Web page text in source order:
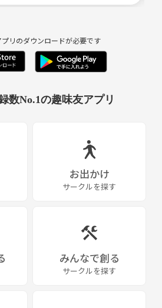
プリのダウンロードが必要です
数No.1の趣味友アプリ
お出かけ
サークルを探す
みんなで創る
サークルを探す